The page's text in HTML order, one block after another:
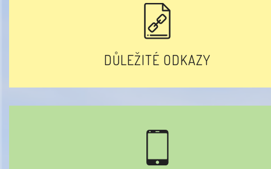
DŮLEŽITÉ ODKAZY